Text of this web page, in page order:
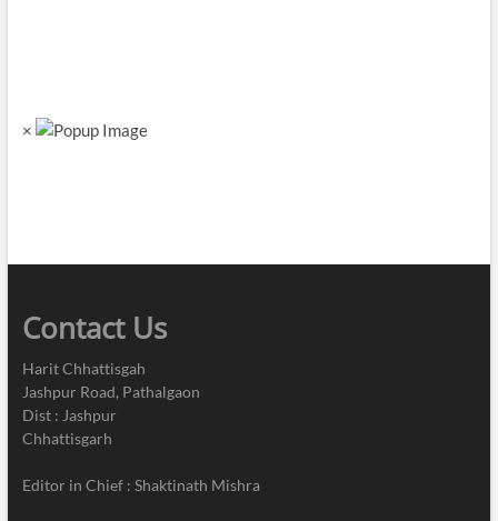
×
Contact Us
Harit Chhattisgah
Jashpur Road, Pathalgaon
Dist : Jashpur
Chhattisgarh
Editor in Chief : Shaktinath Mishra